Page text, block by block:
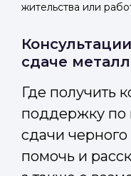
жительства или
сдаче
Где получить
поддержку по
сдачи
помочь и